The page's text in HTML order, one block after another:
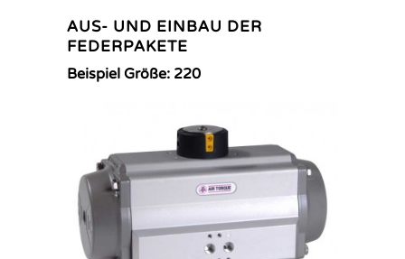
AUS- UND EINBAU DER
FEDERPAKETE
Beispiel Größe: 220